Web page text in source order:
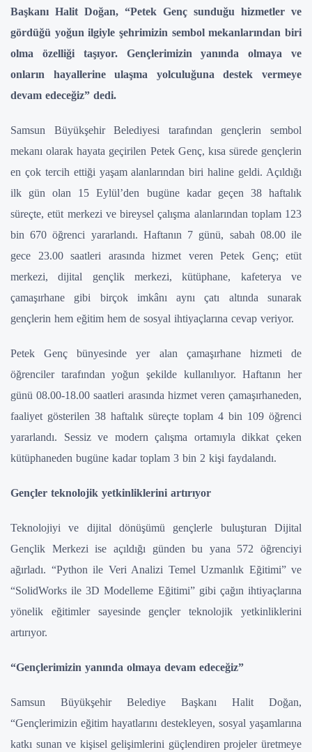
Başkanı Halit Doğan, “Petek Genç sunduğu hizmetler ve
gördüğü yoğun ilgiyle şehrimizin sembol mekanlarından biri
olma özelliği taşıyor. Gençlerimizin yanında olmaya ve
onların hayallerine ulaşma yolculuğuna destek vermeye
devam edeceğiz” dedi.
Samsun Büyükşehir Belediyesi tarafından gençlerin sembol
mekanı olarak hayata geçirilen Petek Genç, kısa sürede gençlerin
en çok tercih ettiği yaşam alanlarından biri haline geldi. Açıldığı
ilk gün olan 15 Eylül’den bugüne kadar geçen 38 haftalık
süreçte, etüt merkezi ve bireysel çalışma alanlarından toplam 123
bin 670 öğrenci yararlandı. Haftanın 7 günü, sabah 08.00 ile
gece 23.00 saatleri arasında hizmet veren Petek Genç; etüt
merkezi, dijital gençlik merkezi, kütüphane, kafeterya ve
çamaşırhane gibi birçok imkânı aynı çatı altında sunarak
gençlerin hem eğitim hem de sosyal ihtiyaçlarına cevap veriyor.
Petek Genç bünyesinde yer alan çamaşırhane hizmeti de
öğrenciler tarafından yoğun şekilde kullanılıyor. Haftanın her
günü 08.00-18.00 saatleri arasında hizmet veren çamaşırhaneden,
faaliyet gösterilen 38 haftalık süreçte toplam 4 bin 109 öğrenci
yararlandı. Sessiz ve modern çalışma ortamıyla dikkat çeken
kütüphaneden bugüne kadar toplam 3 bin 2 kişi faydalandı.
Gençler teknolojik yetkinliklerini artırıyor
Teknolojiyi ve dijital dönüşümü gençlerle buluşturan Dijital
Gençlik Merkezi ise açıldığı günden bu yana 572 öğrenciyi
ağırladı. “Python ile Veri Analizi Temel Uzmanlık Eğitimi” ve
“SolidWorks ile 3D Modelleme Eğitimi” gibi çağın ihtiyaçlarına
yönelik eğitimler sayesinde gençler teknolojik yetkinliklerini
artırıyor.
“Gençlerimizin yanında olmaya devam edeceğiz”
Samsun Büyükşehir Belediye Başkanı Halit Doğan,
“Gençlerimizin eğitim hayatlarını destekleyen, sosyal yaşamlarına
katkı sunan ve kişisel gelişimlerini güçlendiren projeler üretmeye